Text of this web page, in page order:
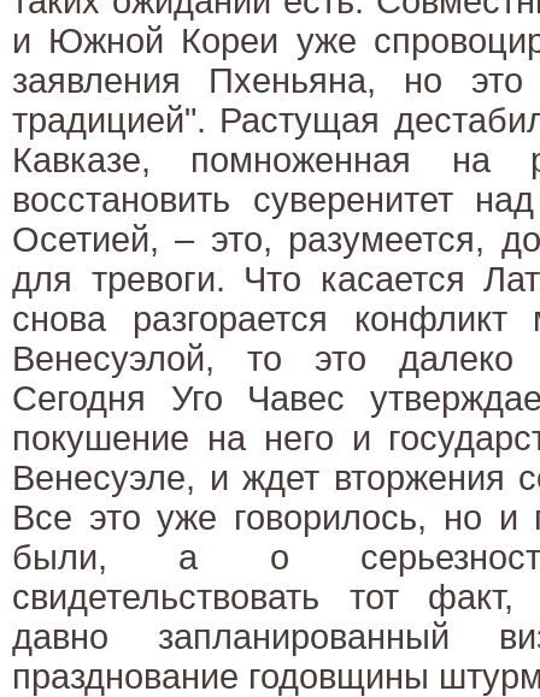
и Южной Кореи уже
заявления Пхеньяна, но
традицией". Растущая
Кавказе, помноженная на
восстановить суверенитет
Осетией, – это, разумеется,
для тревоги. Что касается
снова разгорается
Венесуэлой, то это
Сегодня Уго Чавес
покушение на него и
Венесуэле, и ждет вторжения
Все это уже говорилось, но и
были, а о
свидетельствовать тот
давно запланированный
празднование годовщины